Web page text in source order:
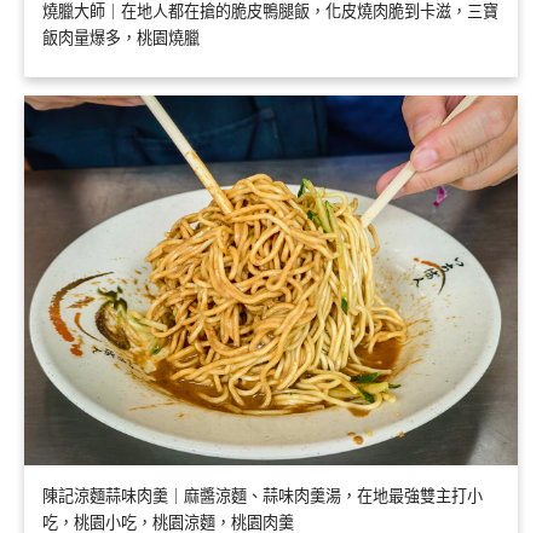
燒臘大師｜在地人都在搶的脆皮鴨腿飯，化皮燒肉脆到卡滋，三寶
飯肉量爆多，桃園燒臘
陳記涼麵蒜味肉羹｜麻醬涼麵、蒜味肉羹湯，在地最強雙主打小
吃，桃園小吃，桃園涼麵，桃園肉羹